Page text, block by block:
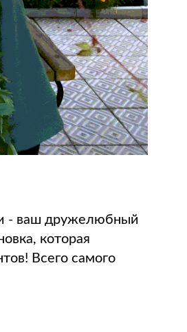
- ваш дружелюбный
которая
Всего самого